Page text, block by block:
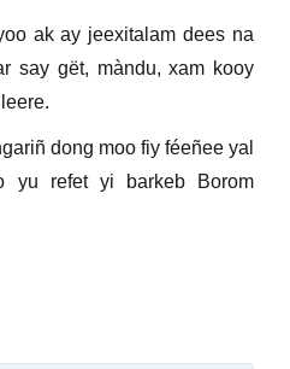
ak ay jeexitalam dees na
say gët, màndu, xam kooy
dong moo fiy féeñee yal
yu refet yi barkeb Borom